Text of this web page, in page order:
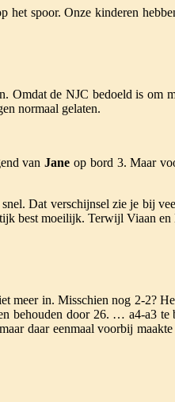
spoor. Onze kinderen
Omdat de NJC bedoeld is om
normaal gelaten.
vanJane op bord 3. Maar
Dat verschijnsel zie je bij
best moeilijk. Terwijl Viaan
meer in. Misschien nog 2-2?
behouden door 26. … a4-a3 te
daar eenmaal voorbij